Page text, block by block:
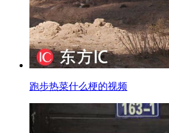
跑步热菜什么梗的视频